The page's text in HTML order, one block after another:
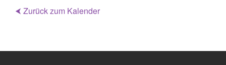
⮜ Zurück zum Kalender